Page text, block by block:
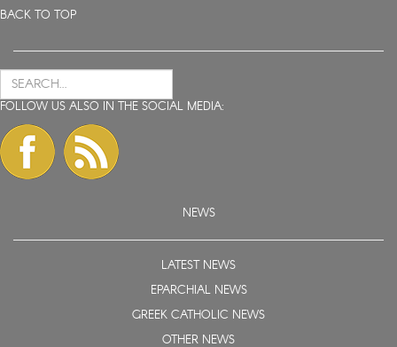
BACK TO TOP
FOLLOW US ALSO IN THE SOCIAL MEDIA:
NEWS
LATEST NEWS
EPARCHIAL NEWS
GREEK CATHOLIC NEWS
OTHER NEWS